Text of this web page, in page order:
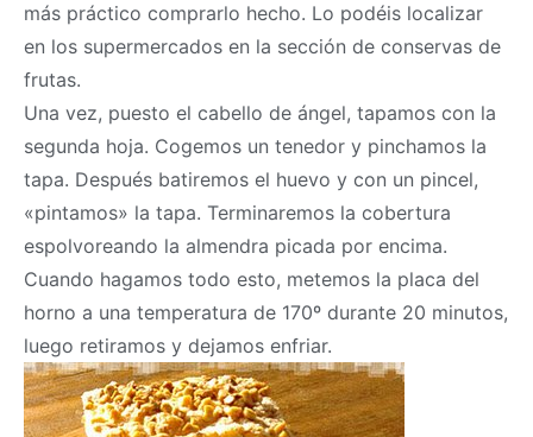
más práctico comprarlo hecho. Lo podéis localizar
en los supermercados en la sección de conservas de
frutas.
Una vez, puesto el cabello de ángel, tapamos con la
segunda hoja. Cogemos un tenedor y pinchamos la
tapa. Después batiremos el huevo y con un pincel,
«pintamos» la tapa. Terminaremos la cobertura
espolvoreando la almendra picada por encima.
Cuando hagamos todo esto, metemos la placa del
horno a una temperatura de 170º durante 20 minutos,
luego retiramos y dejamos enfriar.